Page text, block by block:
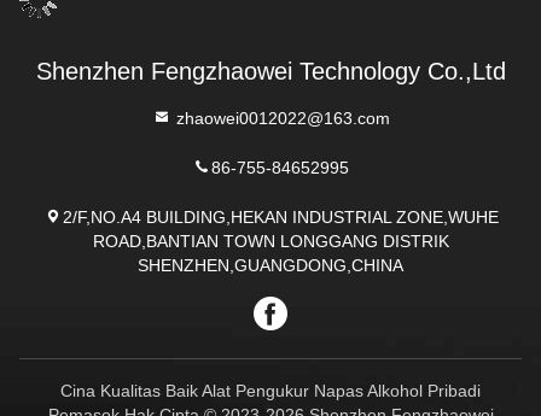
Shenzhen Fengzhaowei Technology Co.,Ltd
zhaowei0012022@163.com
86-755-84652995
2/F,NO.A4 BUILDING,HEKAN INDUSTRIAL ZONE,WUHE
ROAD,BANTIAN TOWN LONGGANG DISTRIK
SHENZHEN,GUANGDONG,CHINA
Cina Kualitas Baik Alat Pengukur Napas Alkohol Pribadi